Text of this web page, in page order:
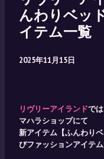
んわりベッ
イテム一覧
2025年11月15日
リヴリーアイランドで
マハラショップにて
新アイテム【ふんわり
びファッションアイテ